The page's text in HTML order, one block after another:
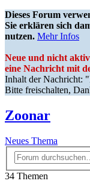
Dieses Forum
Sie erklären sich
nutzen. Mehr Infos
Neue und nicht
eine Nachricht mit
Inhalt der Nachricht:
Bitte freischalten,
Zoonar
Neues Thema
34 Themen